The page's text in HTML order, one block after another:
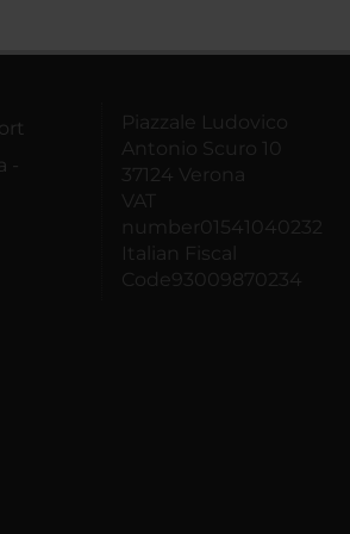
-
Piazzale Ludovico
Antonio Scuro 10
37124 Verona
VAT
number01541040232
Italian Fiscal
Code93009870234